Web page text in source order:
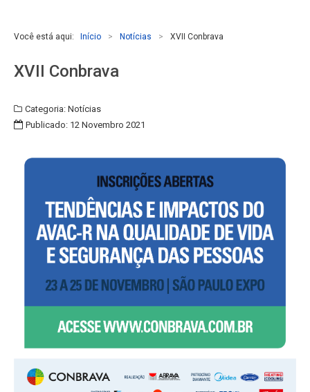
Você está aqui: Início > Notícias > XVII Conbrava
XVII Conbrava
Categoria: Notícias
Publicado: 12 Novembro 2021